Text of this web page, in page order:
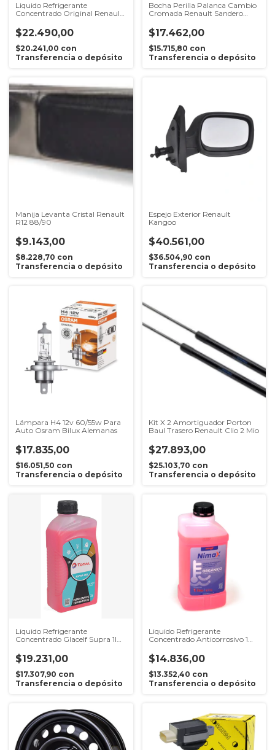
Liquido Refrigerante
Concentrado Original Renault
$22.490,00
$20.241,00 con
Transferencia o depósito
Bocha Perilla Palanca Cambio
Cromada Renault Sandero
$17.462,00
$15.715,80 con
Transferencia o depósito
Manija Levanta Cristal Renault
R12 88/90
$9.143,00
$8.228,70 con
Transferencia o depósito
Espejo Exterior Renault
Kangoo
$40.561,00
$36.504,90 con
Transferencia o depósito
Lámpara H4 12v 60/55w Para
Auto Osram Bilux Alemanas
$17.835,00
$16.051,50 con
Transferencia o depósito
Kit X 2 Amortiguador Porton
Baul Trasero Renault Clio 2 Mio
$27.893,00
$25.103,70 con
Transferencia o depósito
Liquido Refrigerante
Concentrado Glacelf Supra 1l
$19.231,00
$17.307,90 con
Transferencia o depósito
Liquido Refrigerante
Concentrado Anticorrosivo 1
$14.836,00
$13.352,40 con
Transferencia o depósito